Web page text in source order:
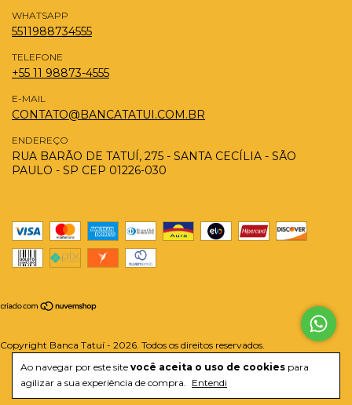
Ao navegar por este site você aceita o uso de cookies para
agilizar a sua experiência de compra. Entendi
WHATSAPP
5511988734555
TELEFONE
+55 11 98873-4555
E-MAIL
CONTATO@BANCATATUI.COM.BR
ENDEREÇO
RUA BARÃO DE TATUÍ, 275 - SANTA CECÍLIA - SÃO
PAULO - SP CEP 01226-030
Copyright Banca Tatuí - 2026. Todos os direitos reservados.